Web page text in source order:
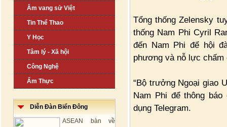
Âm vang sử Việt
Tin Thể Thao
Y Học
Tâm lý - Xã hội
Công Nghệ
Ẩm Thực
Diễn Đàn Biển Đông
ASEAN bàn về
Tổng thống Zelensky
thống Nam Phi Cyril
đến Nam Phi để hội
phương và nỗ lực
“Bộ trưởng Ngoại giao
Nam Phi để thông
dụng Telegram.